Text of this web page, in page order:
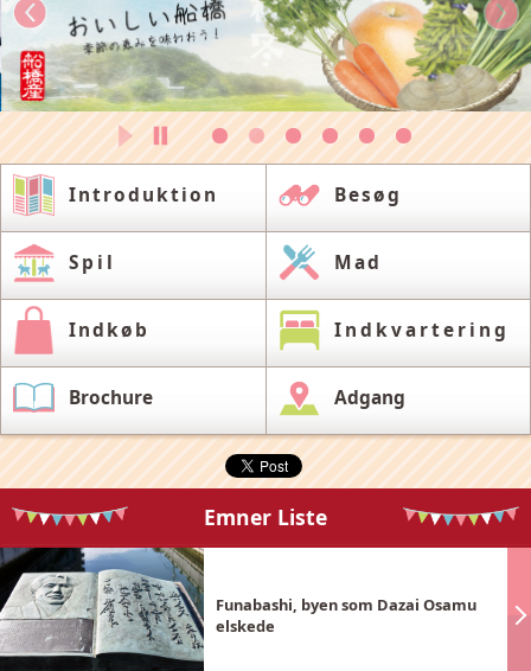
Introduktion Besøg
Spil Mad
Indkøb Indkvartering
Brochure Adgang
Emner Liste
Funabashi, byen som Dazai Osamu
elskede